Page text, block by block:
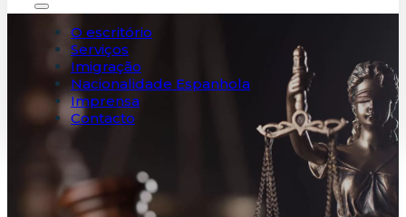
O escritório
Serviços
Imigração
Nacionalidade Espanhola
Imprensa
Contacto